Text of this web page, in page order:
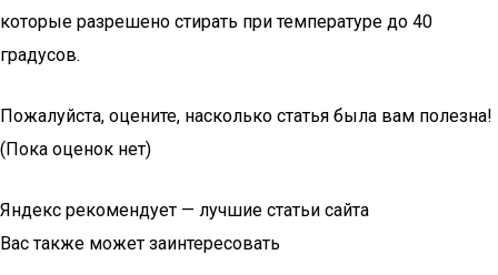
которые разрешено стирать при температуре до 40
градусов.
Пожалуйста, оцените, насколько статья была вам полезна!
(Пока оценок нет)
Яндекс рекомендует — лучшие статьи сайта
Вас также может заинтересовать